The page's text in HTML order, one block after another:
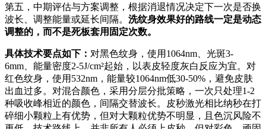
第五，中期评估与方案调整，根据消退情况决定下一次是否换
波长、调整能量或延长间隔。 洗纹身效果好的路线一定是动态
调整的，而不是死板套用固定次数。
具体技术要点如下： 对黑色纹身，使用1064nm、光斑3-
6mm、能量密度2-5J/cm²起始，以表皮轻度灰白反应为宜。对
红色纹身，使用532nm，能量较1064nm低30-50%，避免皮肤
出血过多。对混合颜色，采用分层分批策略，一次只处理1-2
种吸收峰相近的颜色，间隔交替波长。皮秒激光相比纳秒在打
碎细小颗粒上有优势，但对大颗粒优势不明显，且色沉风险不